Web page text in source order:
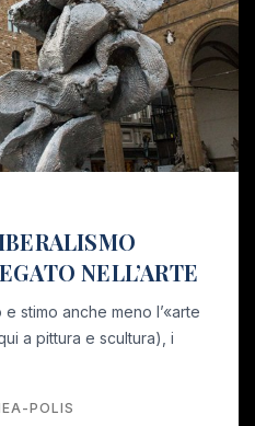
NELL’ARTE
stimo anche meno l’«arte
a pittura e scultura), i
POLIS